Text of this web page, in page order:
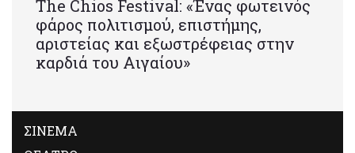
Τhe Chios Festival: «Ένας φωτεινός
φάρος πολιτισμού, επιστήμης,
αριστείας και εξωστρέφειας στην
καρδιά του Αιγαίου»
ΣΙΝΕΜΑ